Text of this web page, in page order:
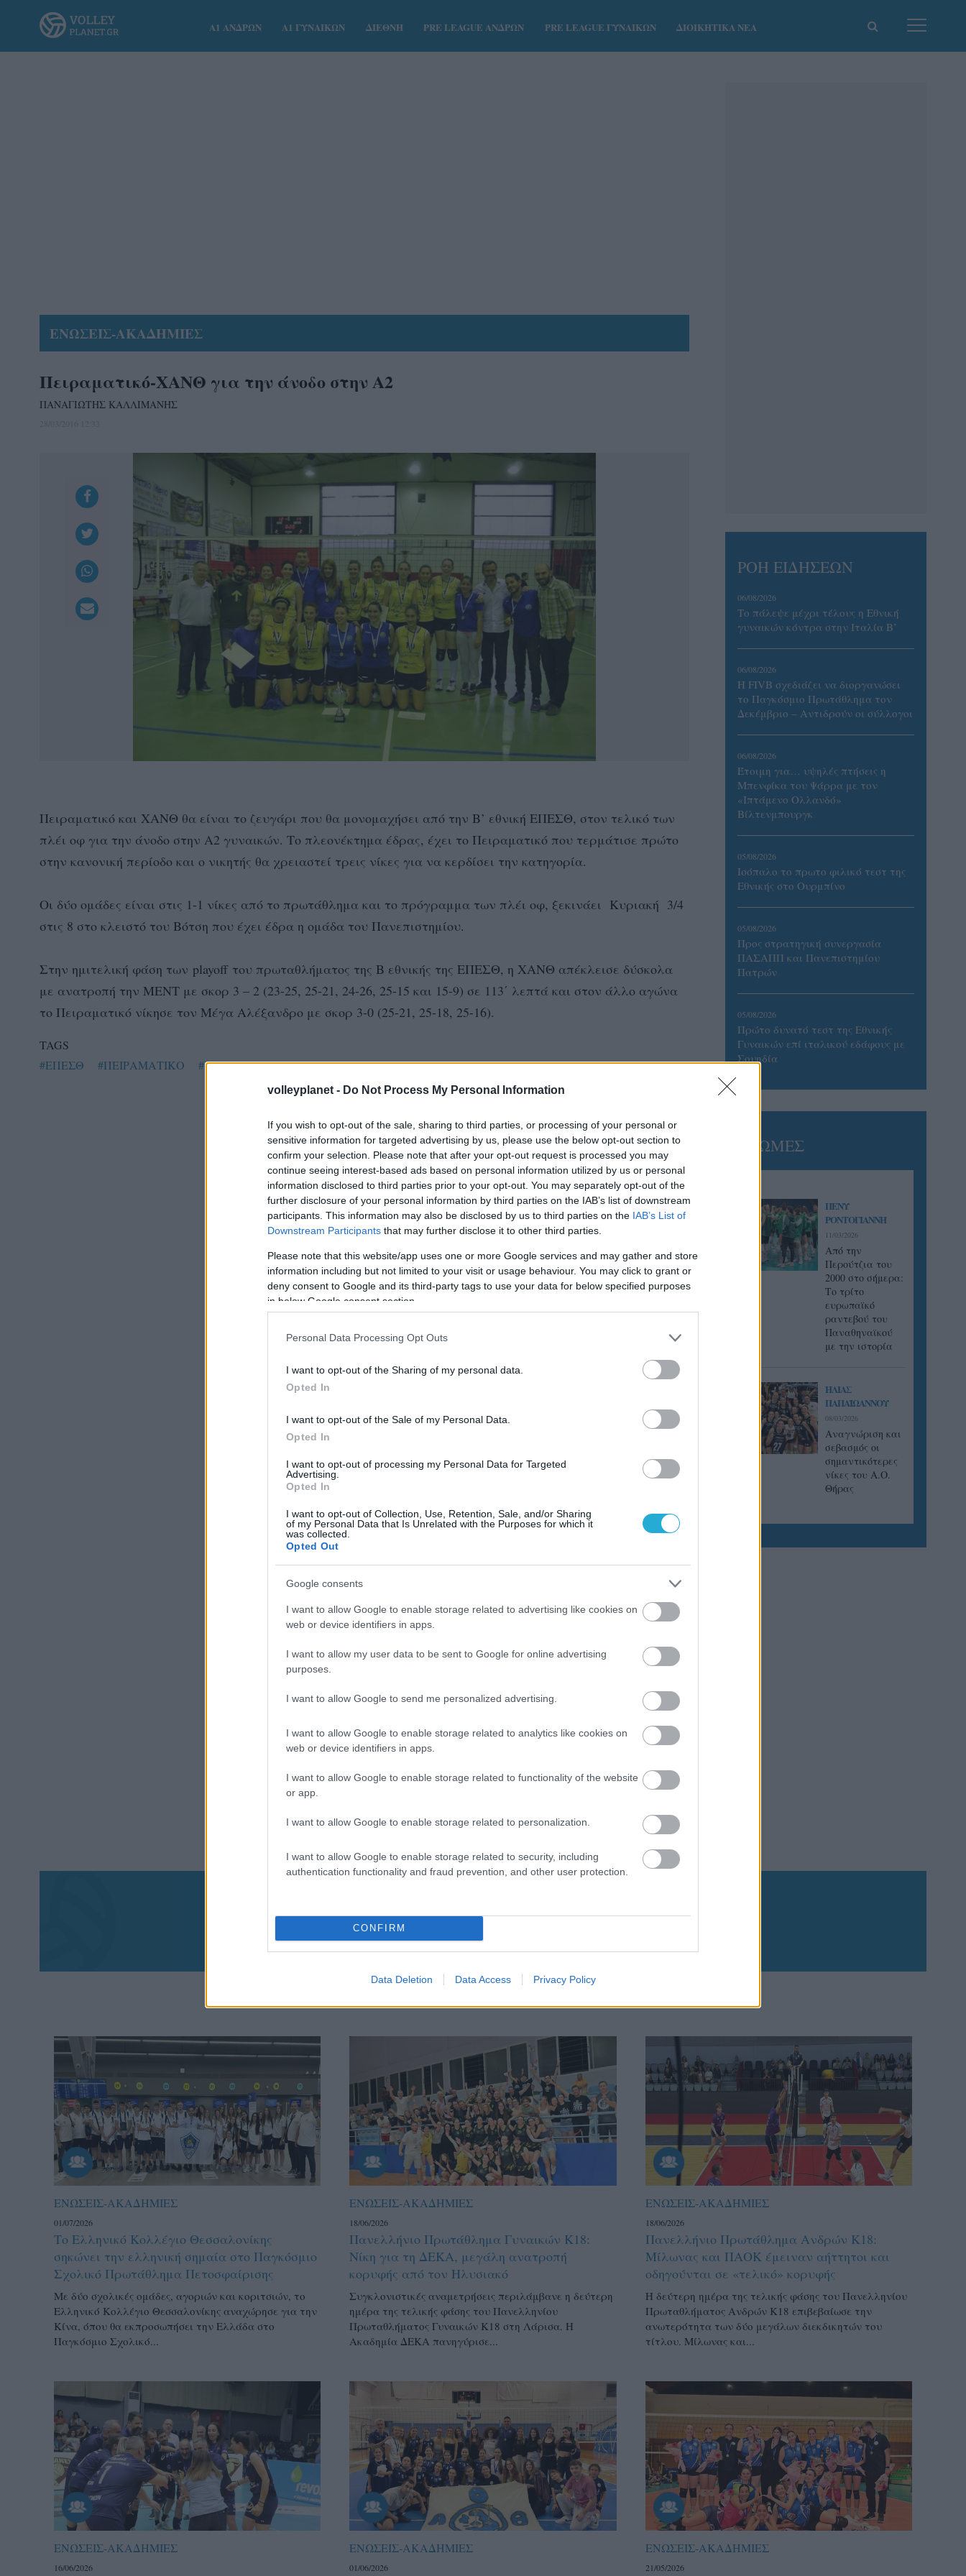
volleyplanet - Do Not Process My Personal Information
If you wish to opt-out of the sale, sharing to third parties, or processing of your personal or
sensitive information for targeted advertising by us, please use the below opt-out section to
confirm your selection. Please note that after your opt-out request is processed you may
continue seeing interest-based ads based on personal information utilized by us or personal
information disclosed to third parties prior to your opt-out. You may separately opt-out of the
further disclosure of your personal information by third parties on the IAB’s list of downstream
participants. This information may also be disclosed by us to third parties on the IAB’s List of
Downstream Participants that may further disclose it to other third parties.
Please note that this website/app uses one or more Google services and may gather and store
information including but not limited to your visit or usage behaviour. You may click to grant or
deny consent to Google and its third-party tags to use your data for below specified purposes
in below Google consent section.
Personal Data Processing Opt Outs
I want to opt-out of the Sharing of my personal data.
Opted In
I want to opt-out of the Sale of my Personal Data.
Opted In
I want to opt-out of processing my Personal Data for Targeted
Advertising.
Opted In
I want to opt-out of Collection, Use, Retention, Sale, and/or Sharing
of my Personal Data that Is Unrelated with the Purposes for which it
was collected.
Opted Out
Google consents
I want to allow Google to enable storage related to advertising like cookies on
web or device identifiers in apps.
I want to allow my user data to be sent to Google for online advertising
purposes.
I want to allow Google to send me personalized advertising.
I want to allow Google to enable storage related to analytics like cookies on
web or device identifiers in apps.
I want to allow Google to enable storage related to functionality of the website
or app.
I want to allow Google to enable storage related to personalization.
I want to allow Google to enable storage related to security, including
authentication functionality and fraud prevention, and other user protection.
CONFIRM
Data Deletion Data Access Privacy Policy
Α1 ΑΝΔΡΩΝ Α1 ΓΥΝΑΙΚΩΝ ΔΙΕΘΝΗ PRE LEAGUE ΑΝΔΡΩΝ PRE LEAGUE ΓΥΝΑΙΚΩΝ ΔΙΟΙΚΗΤΙΚΑ ΝΕΑ
ΕΝΩΣΕΙΣ-ΑΚΑΔΗΜΙΕΣ
Πειραματικό-ΧΑΝΘ για την άνοδο στην Α2
ΠΑΝΑΓΙΩΤΗΣ ΚΑΛΛΙΜΑΝΗΣ
Πειραματικό και ΧΑΝΘ θα είναι το ζευγάρι που θα μονομαχήσει από την B’ εθνική ΕΠΕΣΘ, στον τελικό των
πλέι οφ για την άνοδο στην Α2 γυναικών. Το πλεονέκτημα έδρας, έχει το Πειραματικό που τερμάτισε πρώτο
στην κανονική περίοδο και ο νικητής θα χρειαστεί τρεις νίκες για να κερδίσει την κατηγορία.
Οι δύο ομάδες είναι στις 1-1 νίκες από το πρωτάθλημα και το πρόγραμμα των πλέι οφ, ξεκινάει Κυριακή 3/4
στις 8 στο κλειστό του Βότση που έχει έδρα η ομάδα του Πανεπιστημίου.
Στην ημιτελική φάση των playoff του πρωταθλήματος της B εθνικής της ΕΠΕΣΘ, η ΧΑΝΘ απέκλεισε δύσκολα
με ανατροπή την ΜΕΝΤ με σκορ 3 – 2 (23-25, 25-21, 24-26, 25-15 και 15-9) σε 113΄ λεπτά και στον άλλο αγώνα
το Πειραματικό νίκησε τον Μέγα Αλέξανδρο με σκορ 3-0 (25-21, 25-18, 25-16).
TAGS
#ΕΠΕΣΘ
#ΠΕΙΡΑΜΑΤΙΚΟ #ΧΑΝΘ
ΡΟΗ ΕΙΔΗΣΕΩΝ
06/08/2026
Το πάλεψε μέχρι τέλους η Εθνική
γυναικών κόντρα στην Ιταλία Β’
06/08/2026
Η FIVB σχεδιάζει να διοργανώσει
το Παγκόσμιο Πρωτάθλημα τον
Δεκέμβριο – Αντιδρούν οι σύλλογοι
06/08/2026
Έτοιμη για… υψηλές πτήσεις η
Μπενφίκα του Ψάρρα με τον
«Ιπτάμενο Ολλανδό»
Βίλτενμπουργκ
05/08/2026
Ισόπαλο το πρωτο φιλικό τεστ της
Εθνικής στο Ουρμπίνο
05/08/2026
Προς στρατηγική συνεργασία
ΠΑΣΑΠΠ και Πανεπιστημίου
Πατρών
05/08/2026
Πρώτο δυνατό τεστ της Εθνικής
Γυναικών επί ιταλικού εδάφους με
Σουηδία
ΓΝΩΜΕΣ
ΠΕΝΥ
ΡΟΝΤΟΓΙΑΝΝΗ
11/03/2026
Από την
Περούτζια του
2000 στο σήμερα:
Tο τρίτο
ευρωπαϊκό
ραντεβού του
Παναθηναϊκού
με την ιστορία
ΗΛΙΑΣ
ΠΑΠΑΪΩΑΝΝΟΥ
08/03/2026
Αναγνώριση και
σεβασμός οι
σημαντικότερες
νίκες του Α.Ο.
Θήρας
παντού…
ΕΝΩΣΕΙΣ-ΑΚΑΔΗΜΙΕΣ
01/07/2026
Το Ελληνικό Κολλέγιο Θεσσαλονίκης
σηκώνει την ελληνική σημαία στο Παγκόσμιο
Σχολικό Πρωτάθλημα Πετοσφαίρισης
Με δύο σχολικές ομάδες, αγοριών και κοριτσιών, το
Ελληνικό Κολλέγιο Θεσσαλονίκης αναχώρησε για την
Κίνα, όπου θα εκπροσωπήσει την Ελλάδα στο
Παγκόσμιο Σχολικό...
ΕΝΩΣΕΙΣ-ΑΚΑΔΗΜΙΕΣ
18/06/2026
Πανελλήνιο Πρωτάθλημα Γυναικών Κ18:
Νίκη για τη ΔΕΚΑ, μεγάλη ανατροπή
κορυφής από τον Ηλυσιακό
Συγκλονιστικές αναμετρήσεις περιλάμβανε η δεύτερη
ημέρα της τελικής φάσης του Πανελληνίου
Πρωταθλήματος Γυναικών Κ18 στη Λάρισα. Η
Ακαδημία ΔΕΚΑ πανηγύρισε...
ΕΝΩΣΕΙΣ-ΑΚΑΔΗΜΙΕΣ
18/06/2026
Πανελλήνιο Πρωτάθλημα Ανδρών Κ18:
Μίλωνας και ΠΑΟΚ έμειναν αήττητοι και
οδηγούνται σε «τελικό» κορυφής
Η δεύτερη ημέρα της τελικής φάσης του Πανελληνίου
Πρωταθλήματος Ανδρών Κ18 επιβεβαίωσε την
ανωτερότητα των δύο μεγάλων διεκδικητών του
τίτλου. Μίλωνας και...
ΕΝΩΣΕΙΣ-ΑΚΑΔΗΜΙΕΣ
16/06/2026
ΕΝΩΣΕΙΣ-ΑΚΑΔΗΜΙΕΣ
01/06/2026
ΕΝΩΣΕΙΣ-ΑΚΑΔΗΜΙΕΣ
21/05/2026